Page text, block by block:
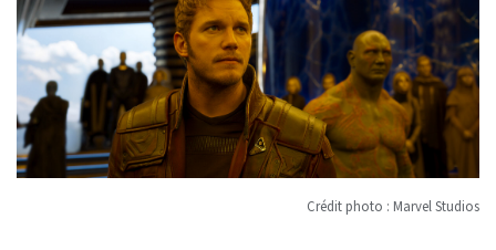
Crédit photo : Marvel Studios